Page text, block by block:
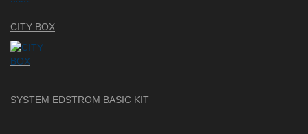
CITY BOX
SYSTEM EDSTROM BASIC KIT